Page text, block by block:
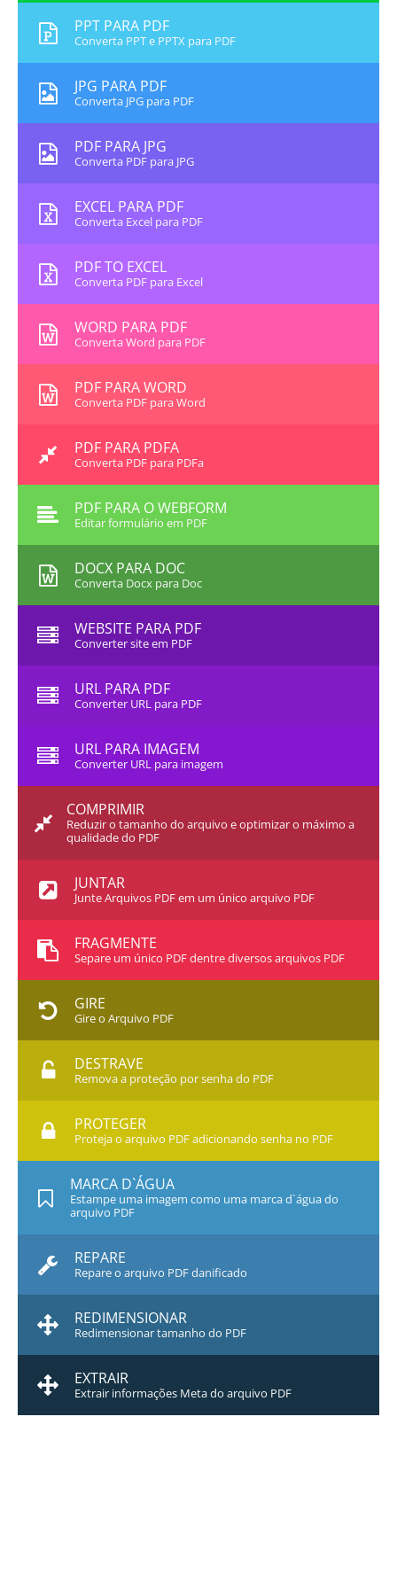
PPT PARA PDF
Converta PPT e PPTX para PDF
JPG PARA PDF
Converta JPG para PDF
PDF PARA JPG
Converta PDF para JPG
EXCEL PARA PDF
Converta Excel para PDF
PDF TO EXCEL
Converta PDF para Excel
WORD PARA PDF
Converta Word para PDF
PDF PARA WORD
Converta PDF para Word
PDF PARA PDFA
Converta PDF para PDFa
PDF PARA O WEBFORM
Editar formulário em PDF
DOCX PARA DOC
Converta Docx para Doc
WEBSITE PARA PDF
Converter site em PDF
URL PARA PDF
Converter URL para PDF
URL PARA IMAGEM
Converter URL para imagem
COMPRIMIR
Reduzir o tamanho do arquivo e optimizar o máximo a
qualidade do PDF
JUNTAR
Junte Arquivos PDF em um único arquivo PDF
FRAGMENTE
Separe um único PDF dentre diversos arquivos PDF
GIRE
Gire o Arquivo PDF
DESTRAVE
Remova a proteção por senha do PDF
PROTEGER
Proteja o arquivo PDF adicionando senha no PDF
MARCA D`ÁGUA
Estampe uma imagem como uma marca d`água do
arquivo PDF
REPARE
Repare o arquivo PDF danificado
REDIMENSIONAR
Redimensionar tamanho do PDF
EXTRAIR
Extrair informações Meta do arquivo PDF